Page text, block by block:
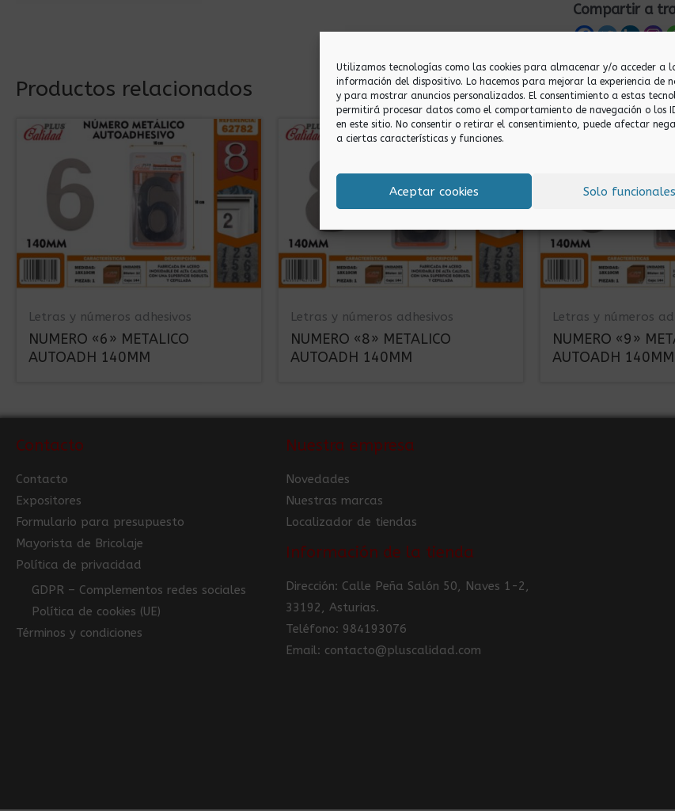
Utilizamos tecnologías como las cookies para almacenar y/o acceder a
información del dispositivo. Lo hacemos para mejorar la experiencia de
y para mostrar anuncios personalizados. El consentimiento a estas
permitirá procesar datos como el comportamiento de navegación o los
en este sitio. No consentir o retirar el consentimiento, puede afectar
a ciertas características y funciones.
Aceptar cookies Solo funcionales
Compartir a
Productos relacionados
Letras y números adhesivos
NUMERO «6» METALICO
AUTOADH 140MM
Letras y números adhesivos
NUMERO «8» METALICO
AUTOADH 140MM
Letras y números
NUMERO «9»
AUTOADH 140MM
Contacto
Contacto
Expositores
Formulario para presupuesto
Mayorista de Bricolaje
Política de privacidad
GDPR – Complementos redes sociales
Política de cookies (UE)
Términos y condiciones
Nuestra empresa
Novedades
Nuestras marcas
Localizador de tiendas
Información de la tienda
Dirección: Calle Peña Salón 50, Naves 1-2,
33192, Asturias.
Teléfono: 984193076
Email: contacto@pluscalidad.com